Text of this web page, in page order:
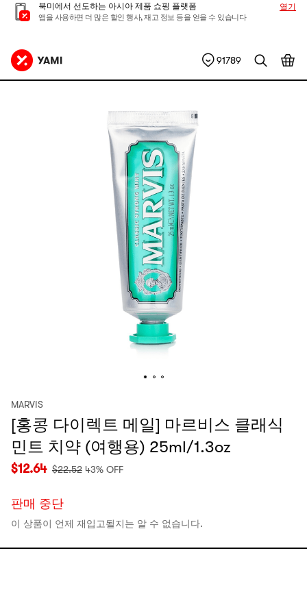
북미에서 선도하는 아시아 제품 쇼핑 플랫폼
앱을 사용하면 더 많은 할인 행사, 재고 정보 등을 얻을 수 있습니다
열기
91789
MARVIS
[홍콩 다이렉트 메일] 마르비스 클래식
민트 치약 (여행용) 25ml/1.3oz
$12.64 $22.52 43% OFF
판매 중단
이 상품이 언제 재입고될지는 알 수 없습니다.